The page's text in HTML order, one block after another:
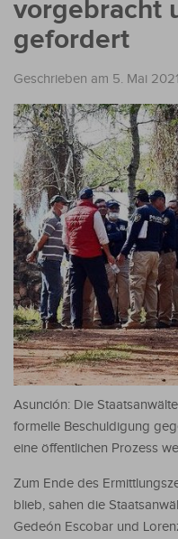
vorgebracht
gefordert
Geschrieben am 5. Mai 2021
Asunción: Die
formelle Beschuldigung
eine öffentlichen Prozess
Zum Ende des
blieb, sahen die
Gedeón Escobar und